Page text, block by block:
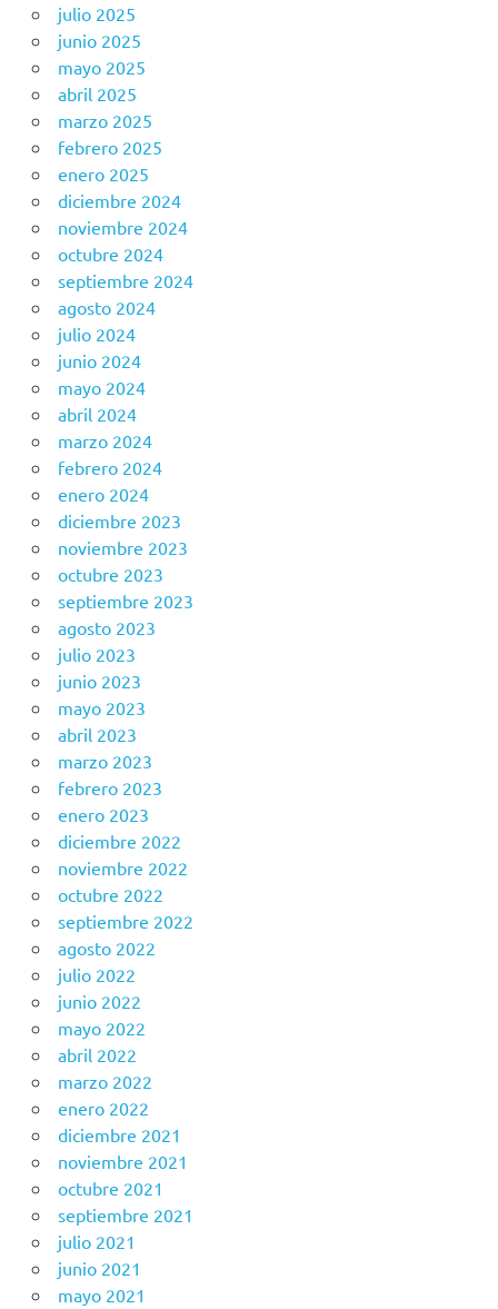
julio 2025
junio 2025
mayo 2025
abril 2025
marzo 2025
febrero 2025
enero 2025
diciembre 2024
noviembre 2024
octubre 2024
septiembre 2024
agosto 2024
julio 2024
junio 2024
mayo 2024
abril 2024
marzo 2024
febrero 2024
enero 2024
diciembre 2023
noviembre 2023
octubre 2023
septiembre 2023
agosto 2023
julio 2023
junio 2023
mayo 2023
abril 2023
marzo 2023
febrero 2023
enero 2023
diciembre 2022
noviembre 2022
octubre 2022
septiembre 2022
agosto 2022
julio 2022
junio 2022
mayo 2022
abril 2022
marzo 2022
enero 2022
diciembre 2021
noviembre 2021
octubre 2021
septiembre 2021
julio 2021
junio 2021
mayo 2021